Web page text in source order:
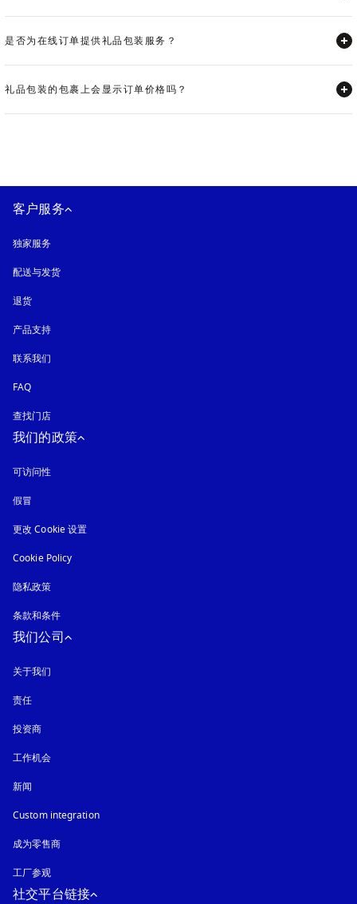
Expand
是否为在线订单提供礼品包装服务？
Expand
礼品包装的包裹上会显示订单价格吗？
Expand
客户服务
独家服务
配送与发货
退货
产品支持
联系我们
FAQ
查找门店
我们的政策
可访问性
假冒
更改 Cookie 设置
Cookie Policy
隐私政策
条款和条件
我们公司
关于我们
责任
投资商
工作机会
新闻
Custom integration
成为零售商
工厂参观
社交平台链接